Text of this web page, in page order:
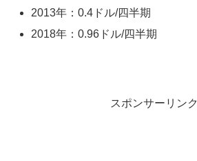
2013年：0.4ドル/四半期
2018年：0.96ドル/四半期
スポンサーリンク